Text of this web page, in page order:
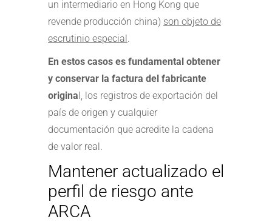
un intermediario en Hong Kong que
revende producción china) son objeto de
escrutinio especial.
En estos casos es fundamental obtener
y conservar la factura del fabricante
original, los registros de exportación del
país de origen y cualquier
documentación que acredite la cadena
de valor real.
Mantener actualizado el
perfil de riesgo ante
ARCA